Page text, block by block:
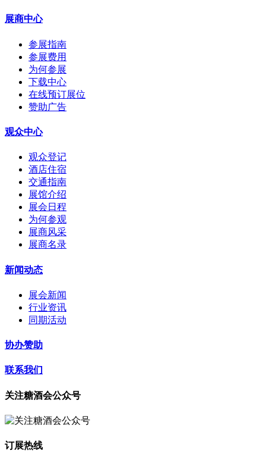
展商中心
参展指南
参展费用
为何参展
下载中心
在线预订展位
赞助广告
观众中心
观众登记
酒店住宿
交通指南
展馆介绍
展会日程
为何参观
展商风采
展商名录
新闻动态
展会新闻
行业资讯
同期活动
协办赞助
联系我们
关注糖酒会公众号
订展热线